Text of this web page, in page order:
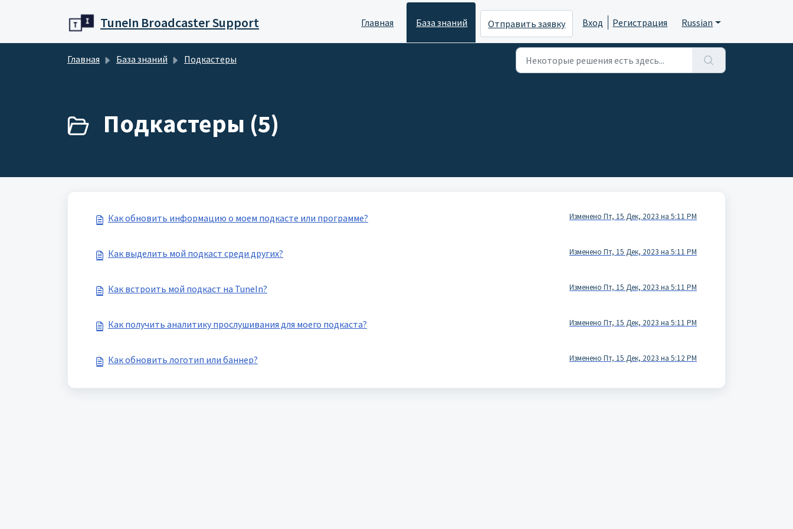
TuneIn Broadcaster Support Главная База знаний Отправить заявку Вход Регистрация Russian
Главная База знаний Подкастеры
Подкастеры (5)
Как обновить информацию о моем подкасте или программе? Изменено Пт, 15 Дек, 2023 на 5:11 PM
Как выделить мой подкаст среди других? Изменено Пт, 15 Дек, 2023 на 5:11 PM
Как встроить мой подкаст на TuneIn? Изменено Пт, 15 Дек, 2023 на 5:11 PM
Как получить аналитику прослушивания для моего подкаста? Изменено Пт, 15 Дек, 2023 на 5:11 PM
Как обновить логотип или баннер? Изменено Пт, 15 Дек, 2023 на 5:12 PM